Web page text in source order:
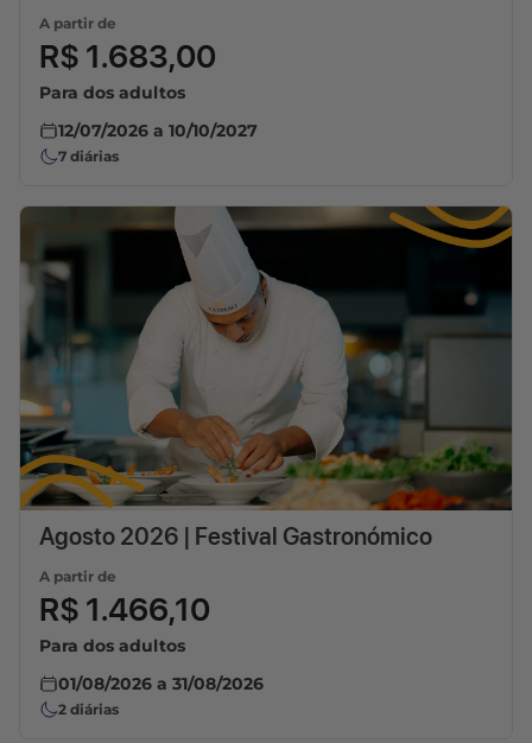
A partir de
R$ 1.683,00
Para dos adultos
12/07/2026 a 10/10/2027
7 diárias
Agosto 2026 | Festival Gastronómico
A partir de
R$ 1.466,10
Para dos adultos
01/08/2026 a 31/08/2026
2 diárias